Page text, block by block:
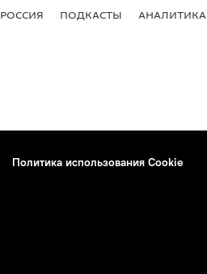
РОССИЯ ПОДКАСТЫ АНАЛИТИКА
Политика использования Cookie